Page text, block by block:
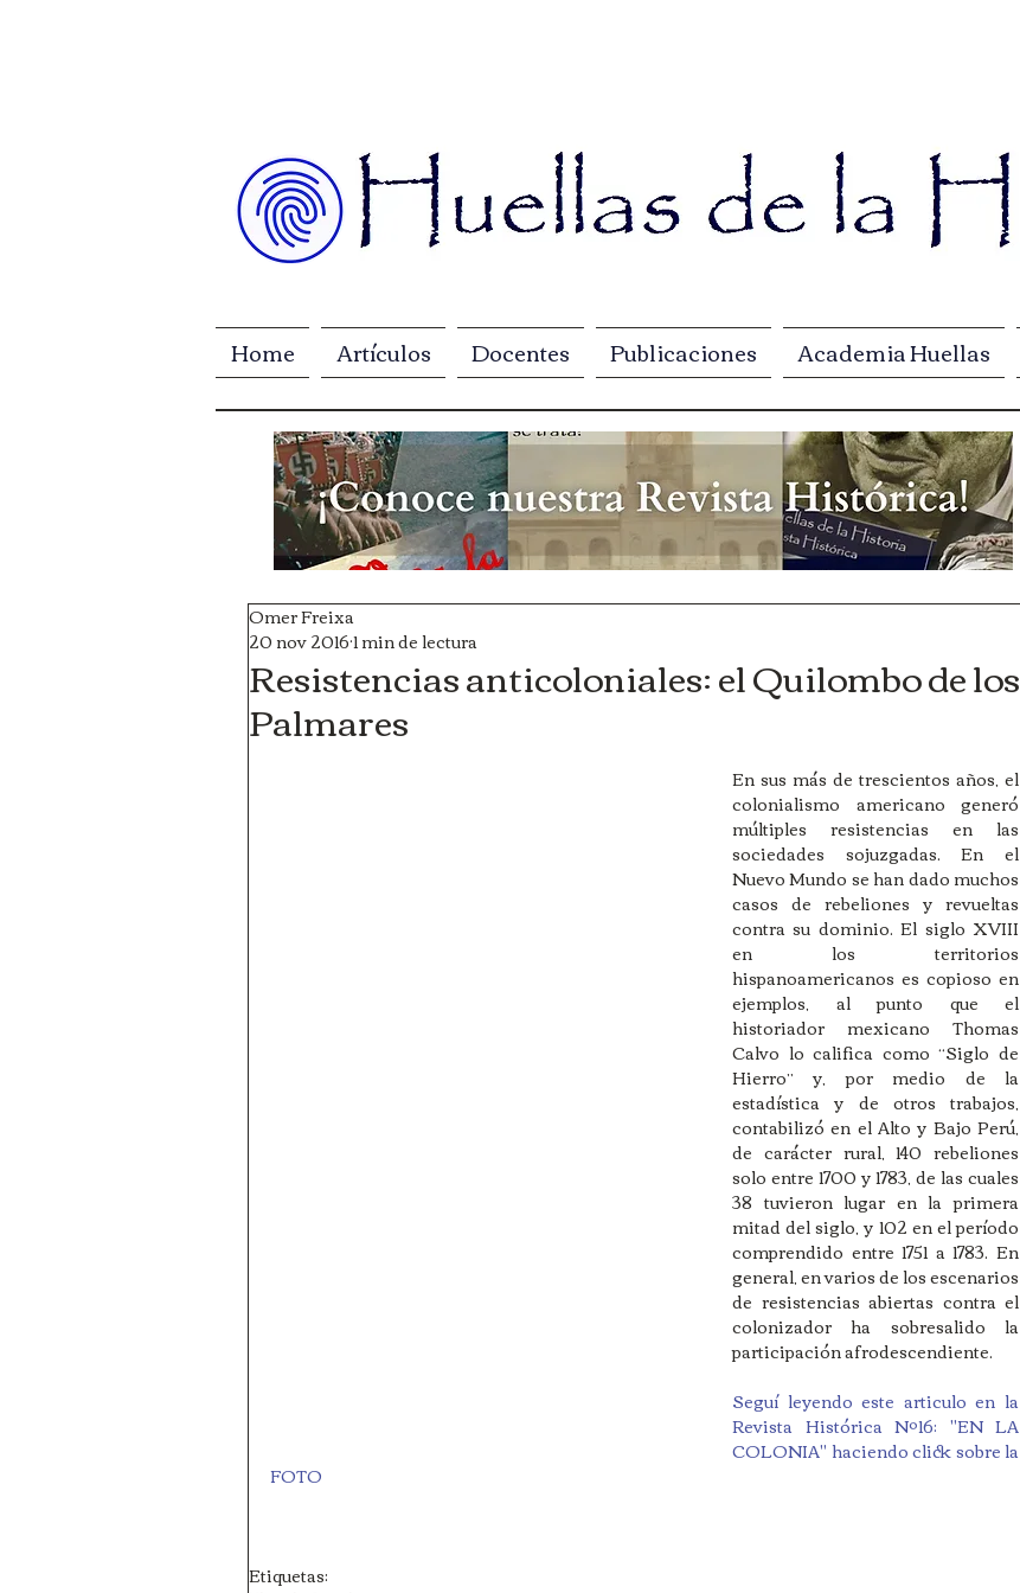
Home Artículos Docentes Publicaciones Academia Huellas
Resistencias anticoloniales: el Quilombo de los
Palmares
Omer Freixa
20 nov 20161 min de lectura
En sus más de trescientos años, el
colonialismo americano generó
múltiples resistencias en las
sociedades sojuzgadas. En el
Nuevo Mundo se han dado muchos
casos de rebeliones y revueltas
contra su dominio. El siglo XVIII
en los territorios
hispanoamericanos es copioso en
ejemplos, al punto que el
historiador mexicano Thomas
Calvo lo califica como “Siglo de
Hierro” y, por medio de la
estadística y de otros trabajos,
contabilizó en el Alto y Bajo Perú,
de carácter rural, 140 rebeliones
solo entre 1700 y 1783, de las cuales
38 tuvieron lugar en la primera
mitad del siglo, y 102 en el período
comprendido entre 1751 a 1783. En
general, en varios de los escenarios
de resistencias abiertas contra el
colonizador ha sobresalido la
participación afrodescendiente.
Seguí leyendo este articulo en la
Revista Histórica Nº16: "EN LA
COLONIA" haciendo click sobre la
FOTO
Etiquetas: